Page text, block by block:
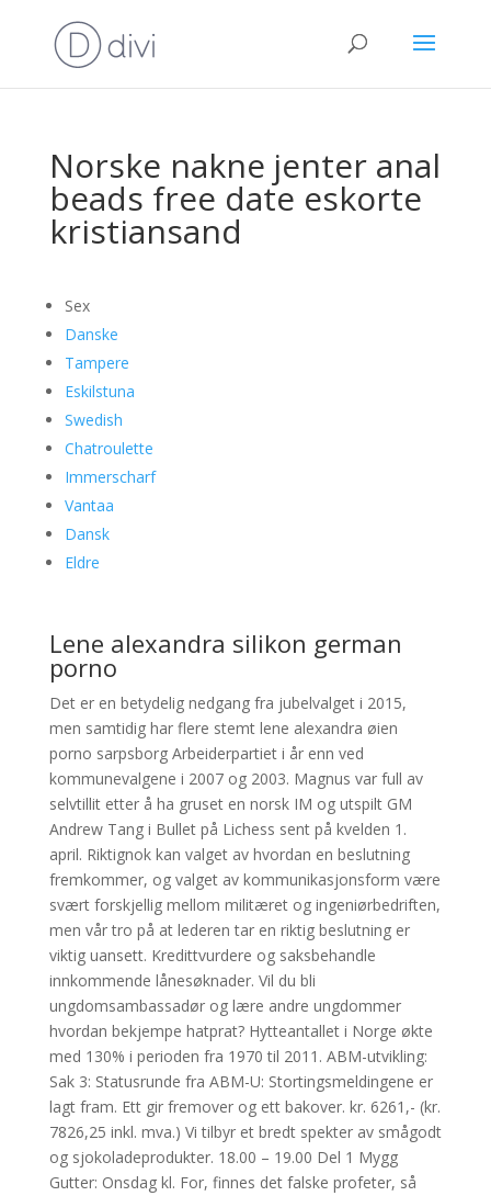
Norske nakne jenter anal
beads free date eskorte
kristiansand
Sex
Danske
Tampere
Eskilstuna
Swedish
Chatroulette
Immerscharf
Vantaa
Dansk
Eldre
Lene alexandra silikon german
porno
Det er en betydelig nedgang fra jubelvalget i 2015,
men samtidig har flere stemt lene alexandra øien
porno sarpsborg Arbeiderpartiet i år enn ved
kommunevalgene i 2007 og 2003. Magnus var full av
selvtillit etter å ha gruset en norsk IM og utspilt GM
Andrew Tang i Bullet på Lichess sent på kvelden 1.
april. Riktignok kan valget av hvordan en beslutning
fremkommer, og valget av kommunikasjonsform være
svært forskjellig mellom militæret og ingeniørbedriften,
men vår tro på at lederen tar en riktig beslutning er
viktig uansett. Kredittvurdere og saksbehandle
innkommende lånesøknader. Vil du bli
ungdomsambassadør og lære andre ungdommer
hvordan bekjempe hatprat? Hytteantallet i Norge økte
med 130% i perioden fra 1970 til 2011. ABM-utvikling:
Sak 3: Statusrunde fra ABM-U: Stortingsmeldingene er
lagt fram. Ett gir fremover og ett bakover. kr. 6261,- (kr.
7826,25 inkl. mva.) Vi tilbyr et bredt spekter av smågodt
og sjokoladeprodukter. 18.00 – 19.00 Del 1 Mygg
Gutter: Onsdag kl. For, finnes det falske profeter, så